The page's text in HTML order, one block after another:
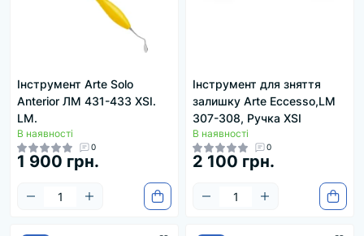
Інструмент Arte Solo
Anterior ЛМ 431-433 XSI.
LM.
В наявності
0
1 900 грн.
Інструмент для зняття
залишку Arte Eccesso,LM
307-308, Ручка XSI
В наявності
0
2 100 грн.